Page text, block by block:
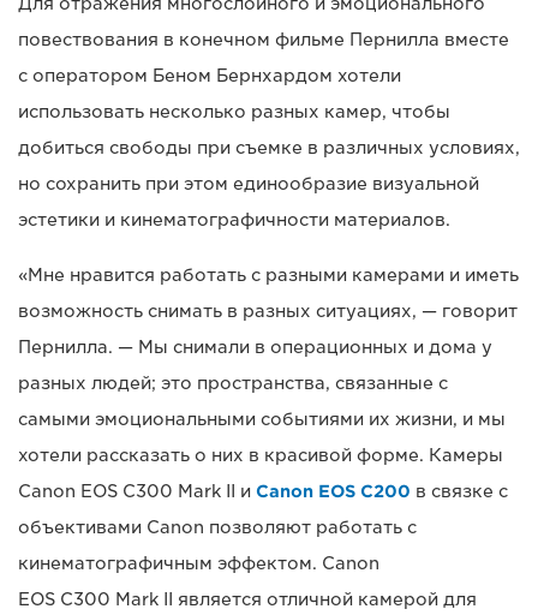
Для отражения многослойного и эмоционального
повествования в конечном фильме Пернилла вместе
с оператором Беном Бернхардом хотели
использовать несколько разных камер, чтобы
добиться свободы при съемке в различных условиях,
но сохранить при этом единообразие визуальной
эстетики и кинематографичности материалов.
«Мне нравится работать с разными камерами и иметь
возможность снимать в разных ситуациях, — говорит
Пернилла. — Мы снимали в операционных и дома у
разных людей; это пространства, связанные с
самыми эмоциональными событиями их жизни, и мы
хотели рассказать о них в красивой форме. Камеры
Canon EOS C300 Mark II и Canon EOS C200 в связке с
объективами Canon позволяют работать с
кинематографичным эффектом. Canon
EOS C300 Mark II является отличной камерой для